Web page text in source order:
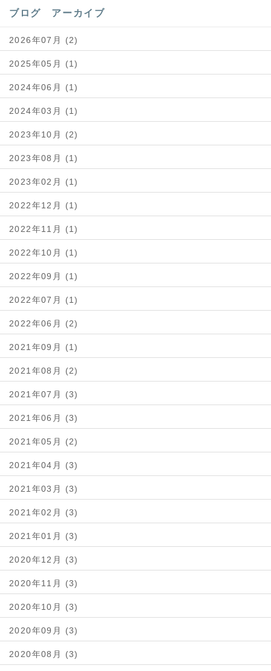
ブログ アーカイブ
2026年07月 (2)
2025年05月 (1)
2024年06月 (1)
2024年03月 (1)
2023年10月 (2)
2023年08月 (1)
2023年02月 (1)
2022年12月 (1)
2022年11月 (1)
2022年10月 (1)
2022年09月 (1)
2022年07月 (1)
2022年06月 (2)
2021年09月 (1)
2021年08月 (2)
2021年07月 (3)
2021年06月 (3)
2021年05月 (2)
2021年04月 (3)
2021年03月 (3)
2021年02月 (3)
2021年01月 (3)
2020年12月 (3)
2020年11月 (3)
2020年10月 (3)
2020年09月 (3)
2020年08月 (3)